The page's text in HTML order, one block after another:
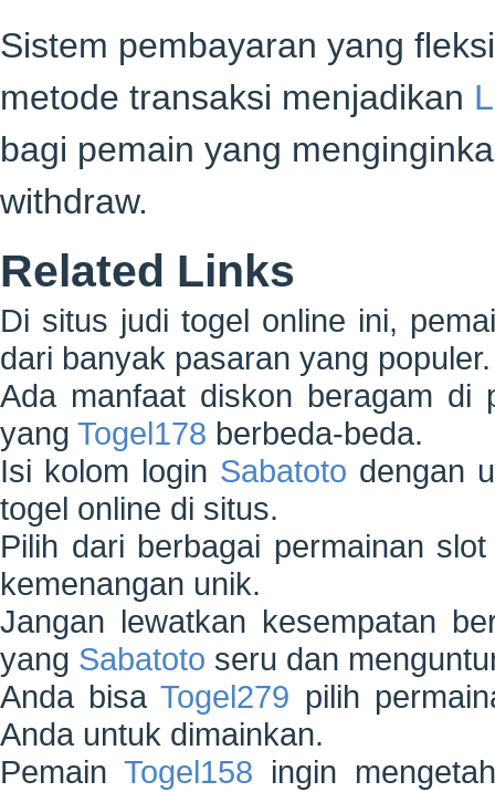
Sistem pembayaran yang
metode transaksi menjadikan
bagi pemain yang
withdraw.
Related Links
Di situs judi togel online ini,
dari banyak pasaran yang populer.
Ada manfaat diskon beragam di
yang Togel178 berbeda-beda.
Isi kolom login Sabatoto dengan
togel online di situs.
Pilih dari berbagai permainan
kemenangan unik.
Jangan lewatkan kesempatan
yang Sabatoto seru dan
Anda bisaTogel279 pilih
Anda untuk dimainkan.
Pemain Togel158 ingin